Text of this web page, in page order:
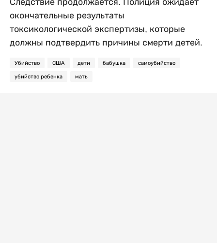
Следствие продолжается. Полиция ожидает
окончательные результаты
токсикологической экспертизы, которые
должны подтвердить причины смерти детей.
Убийство США дети бабушка самоубийство
убийство ребенка мать